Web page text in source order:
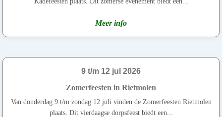
Meer info
9 t/m 12 jul 2026
Zomerfeesten in Rietmolen
Van donderdag 9 t/m zondag 12 juli vinden de Zomerfeesten Rietmolen
plaats. Dit vierdaagse dorpsfeest biedt een...